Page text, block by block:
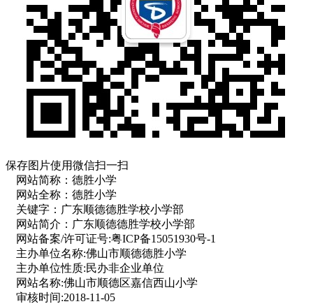
保存图片使用微信扫一扫
网站简称： 德胜小学
网站全称： 德胜小学
关键字： 广东顺德德胜学校小学部
网站简介： 广东顺德德胜学校小学部
网站备案/许可证号:粤ICP备15051930号-1
主办单位名称:佛山市顺德德胜小学
主办单位性质:民办非企业单位
网站名称:佛山市顺德区嘉信西山小学
审核时间:2018-11-05